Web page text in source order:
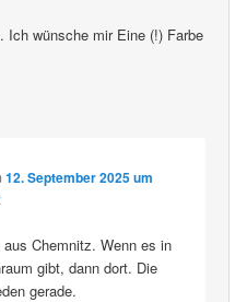
Ich wünsche mir Eine (!) Farbe
12. September 2025 um
Chemnitz. Wenn es in
gibt, dann dort. Die
gerade.